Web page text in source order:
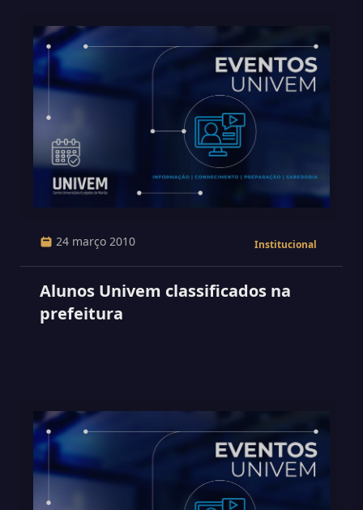
24 março 2010 Institucional
Alunos Univem classificados na
prefeitura